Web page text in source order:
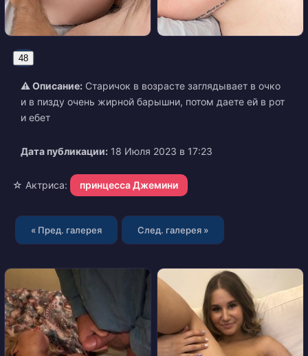
48
⚠ Описание: Старичок в возрасте заглядывает в очко
и в пизду очень жирной барышни, потом даете ей в рот
и ебет
Дата публикации: 18 Июля 2023 в 17:23
☆ Актриса: принцесса Джемини
« Пред. галерея След. галерея »